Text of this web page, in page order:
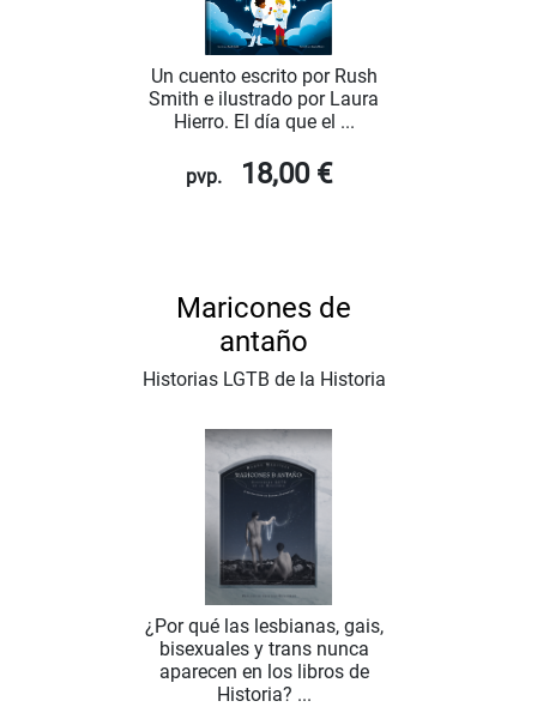
Un cuento escrito por Rush
Smith e ilustrado por Laura
Hierro. El día que el ...
pvp. 18,00 €
Maricones de
antaño
Historias LGTB de la Historia
¿Por qué las lesbianas, gais,
bisexuales y trans nunca
aparecen en los libros de
Historia? ...